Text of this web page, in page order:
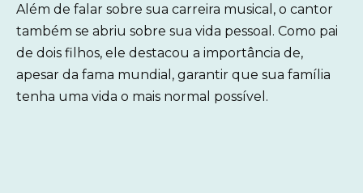
Além de falar sobre sua carreira musical, o cantor
também se abriu sobre sua vida pessoal. Como pai
de dois filhos, ele destacou a importância de,
apesar da fama mundial, garantir que sua família
tenha uma vida o mais normal possível.